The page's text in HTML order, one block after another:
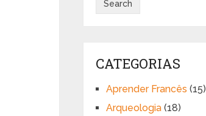
CATEGORIAS
Aprender Francês (15)
Arqueologia (18)